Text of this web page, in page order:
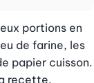
portions en
de farine, les
papier cuisson.
recette.